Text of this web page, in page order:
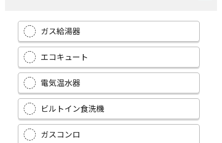
ガス給湯器
エコキュート
電気温水器
ビルトイン食洗機
ガスコンロ